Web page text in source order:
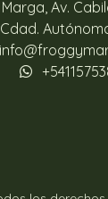
Av.
Cdad.